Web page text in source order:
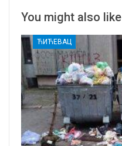
You might also like
ЋИЋЕВАЦ